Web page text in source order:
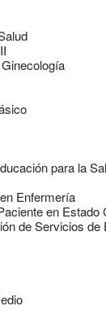
para la
Enfermería
en Estado
de Servicios de